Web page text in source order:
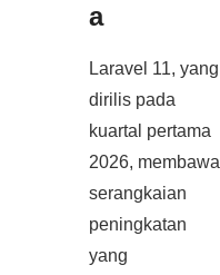
a
Laravel 11, yang
dirilis pada
kuartal pertama
2026, membawa
serangkaian
peningkatan
yang